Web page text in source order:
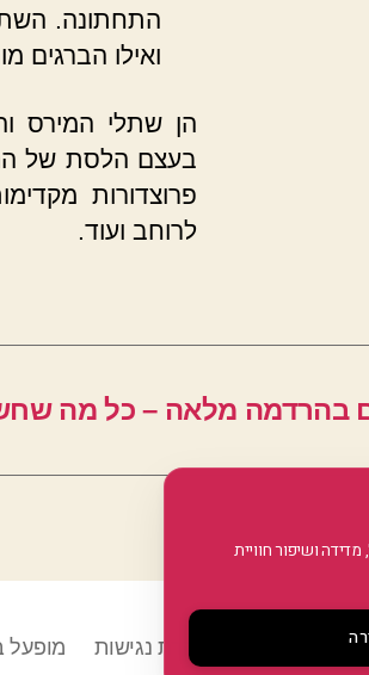
התחתונה.
ואילו
הן שתלי המירס
בעצם הלסת של
פרוצדורות
לרוחב ועוד.
בהרדמה מלאה – כל מה
פרטיות הצהרת נגישות מופעל
ושיפור חוויית